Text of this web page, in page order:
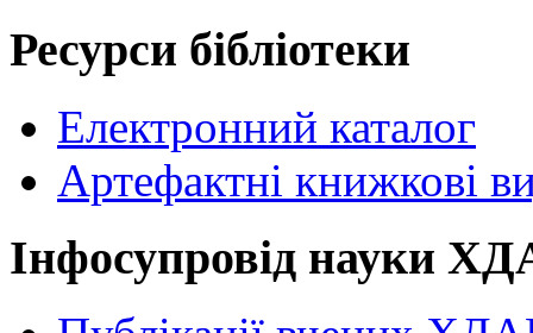
Ресурси бібліотеки
Електронний каталог
Артефактні книжкові
Інфосупровід науки